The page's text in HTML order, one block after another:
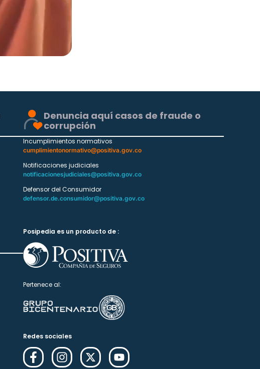
Denuncia aquí casos de fraude o
corrupción
Incumplimientos normativos
cumplimientonormativo@positiva.gov.co
Notificaciones judiciales
notificacionesjudiciales@positiva.gov.co
Defensor del Consumidor
defensor.de.consumidor@positiva.gov.co
Posipedia es un producto de :
Pertenece al:
Redes sociales